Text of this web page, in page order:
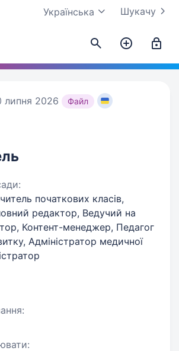
Шукачу
Українська
липня 2026 Файл
початкових класів,
редактор, Ведучий на
Контент-менеджер, Педагог
Адміністратор медичної